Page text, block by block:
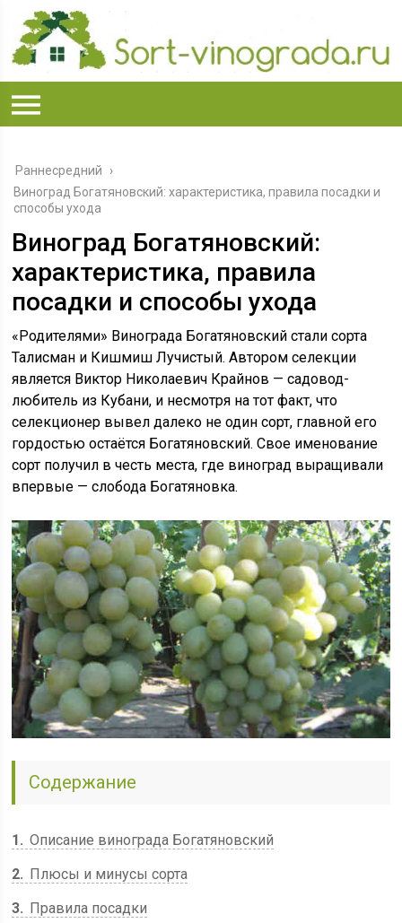
Раннесредний
›
Виноград Богатяновский: характеристика, правила посадки и
способы ухода
Виноград Богатяновский:
характеристика, правила
посадки и способы ухода
«Родителями» Винограда Богатяновский стали сорта
Талисман и Кишмиш Лучистый. Автором селекции
является Виктор Николаевич Крайнов — садовод-
любитель из Кубани, и несмотря на тот факт, что
селекционер вывел далеко не один сорт, главной его
гордостью остаётся Богатяновский. Свое именование
сорт получил в честь места, где виноград выращивали
впервые — слобода Богатяновка.
Содержание
1
Описание винограда Богатяновский
2
Плюсы и минусы сорта
3
Правила посадки